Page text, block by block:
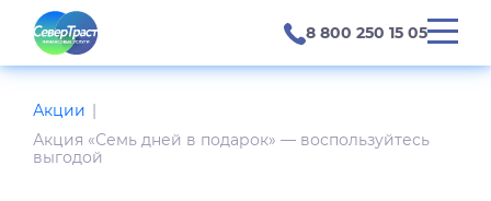
8 800 250 15 05
Акции
Акция «Семь дней в подарок» — воспользуйтесь
выгодой